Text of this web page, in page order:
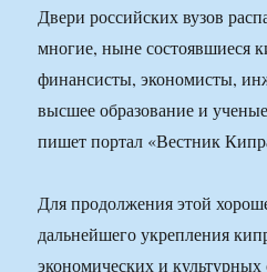
Двери российских вузов
многие, ныне состоявшиеся
финансисты, экономисты,
высшее образование и
пишет портал «Вестник
Для продолжения этой
дальнейшего укрепления
экономических и культурных